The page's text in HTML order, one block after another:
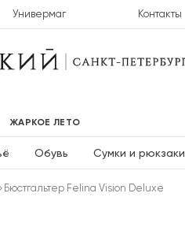
Универмаг Контакты
ЖАРКОЕ ЛЕТО
Обувь Сумки и рюкзаки
Бюстгальтер Felina Vision Deluxe